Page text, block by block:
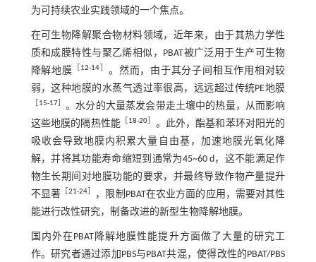
为可持续农业实践领域的一个焦点。
在可生物降解聚合物材料领域，近年来，由于其热力学性
质和成膜特性与聚乙烯相似，PBAT被广泛用于生产可生物
降解地膜 ［12-14］ 。然而，由于其分子间相互作用相对较
弱，这种地膜的水蒸气透过率很高，远远超过传统PE地膜
［15-17］ 。水分的大量蒸发会带走土壤中的热量，从而影响
这些地膜的隔热性能 ［18-20］ 。此外，酯基和苯环对阳光的
吸收会导致地膜内积累大量自由基，加速地膜光氧化降
解，并将其功能寿命缩短到通常为45~60 d，这不能满足作
物生长期间对地膜功能的要求，并最终导致作物产量提升
不显著［21-24］
，限制PBAT在农业方面的应用，需要对其性
能进行改性研究，制备改进的新型生物降解地膜。
国内外在PBAT降解地膜性能提升方面做了大量的研究工
作。研究者通过添加PBS与PBAT共混，使得改性的PBAT/PBS